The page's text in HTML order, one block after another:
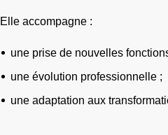
Elle accompagne :
une prise de nouvelles
une évolution professionnelle ;
une adaptation aux